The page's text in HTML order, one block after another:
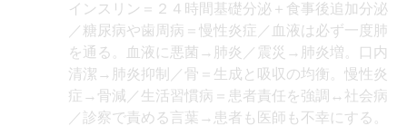
インスリン＝２４時間基礎分泌＋食事後追加分泌
／糖尿病や歯周病＝慢性炎症／血液は必ず一度肺
を通る。血液に悪菌→肺炎／震災→肺炎増。口内
清潔→肺炎抑制／骨＝生成と吸収の均衡。慢性炎
症→骨減／生活習慣病＝患者責任を強調↔社会病
／診察で責める言葉→患者も医師も不幸にする。